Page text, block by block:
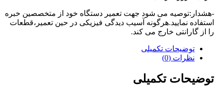
می شود جهت تعمیر دستگاه خود از متخصصین خبره
نمایید.هرگونه آسیب دیدگی فیزیکی در حین تعمیر،قطعات
گارانتی خارج می کند.
توضیحات تکمیلی
نظرات (0)
تکمیلی